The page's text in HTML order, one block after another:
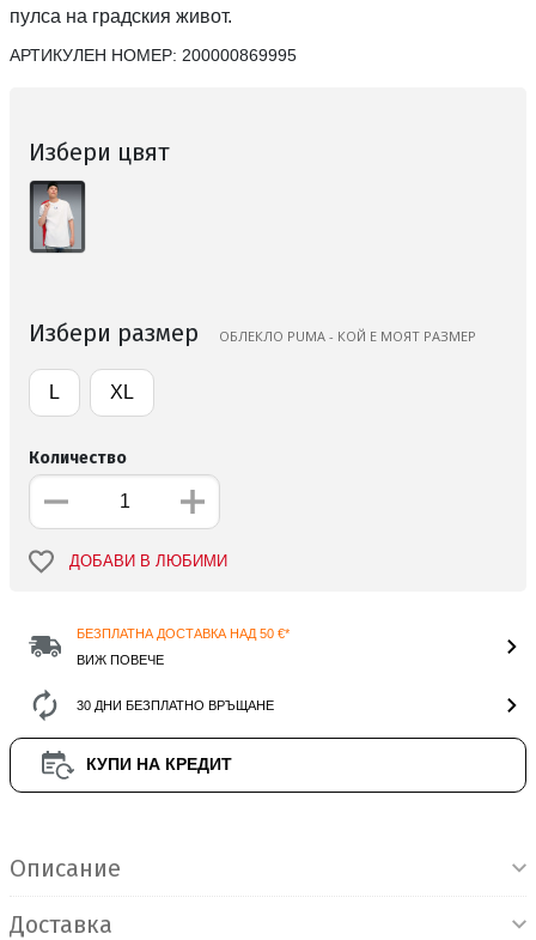
пулса на градския живот.
АРТИКУЛЕН НОМЕР: 200000869995
Избери цвят
Избери размер ОБЛЕКЛО PUMA - КОЙ Е МОЯТ РАЗМЕР
L XL
Количество
ДОБАВИ В ЛЮБИМИ
БЕЗПЛАТНА ДОСТАВКА НАД 50 €*
ВИЖ ПОВЕЧЕ
30 ДНИ БЕЗПЛАТНО ВРЪЩАНЕ
КУПИ НА КРЕДИТ
Описание
Доставка